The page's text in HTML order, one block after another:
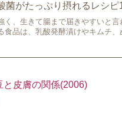
菌がたっぷり摂れるレシ
く、生きて腸まで届きやすいと
食品は、乳酸発酵漬けやキムチ
皮膚の関係(2006)